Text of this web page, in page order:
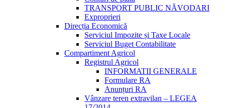
TRANSPORT PUBLIC NĂVODARI
Exproprieri
Direcția Economică
Serviciul Impozite și Taxe Locale
Serviciul Buget Contabilitate
Compartiment Agricol
Registrul Agricol
INFORMATII GENERALE
Formulare RA
Anunțuri RA
Vânzare teren extravilan – LEGEA